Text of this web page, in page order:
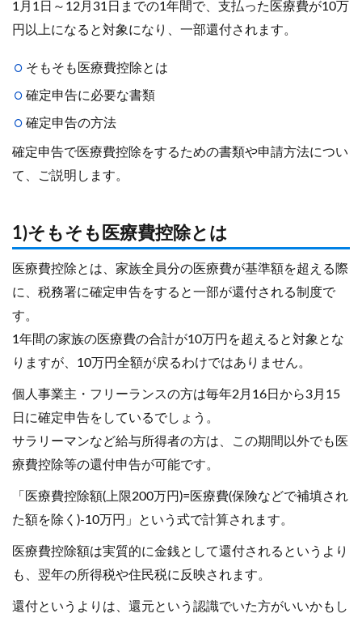
1月1日～12月31日までの1年間で、支払った医療費が10万
円以上になると対象になり、一部還付されます。
そもそも医療費控除とは
確定申告に必要な書類
確定申告の方法
確定申告で医療費控除をするための書類や申請方法につい
て、ご説明します。
1)そもそも医療費控除とは
医療費控除とは、家族全員分の医療費が基準額を超える際
に、税務署に確定申告をすると一部が還付される制度で
す。
1年間の家族の医療費の合計が10万円を超えると対象とな
りますが、10万円全額が戻るわけではありません。
個人事業主・フリーランスの方は毎年2月16日から3月15
日に確定申告をしているでしょう。
サラリーマンなど給与所得者の方は、この期間以外でも医
療費控除等の還付申告が可能です。
「医療費控除額(上限200万円)=医療費(保険などで補填され
た額を除く)-10万円」という式で計算されます。
医療費控除額は実質的に金銭として還付されるというより
も、翌年の所得税や住民税に反映されます。
還付というよりは、還元という認識でいた方がいいかもし